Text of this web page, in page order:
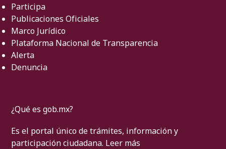
Participa
Publicaciones Oficiales
Marco Jurídico
Plataforma Nacional de Transparencia
Alerta
Denuncia
¿Qué es gob.mx?
Es el portal único de trámites, información y
participación ciudadana. Leer más